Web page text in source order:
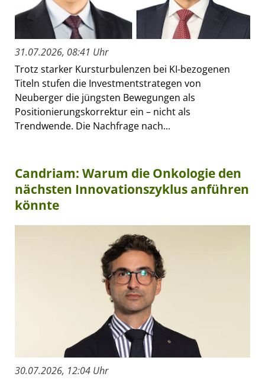
31.07.2026, 08:41 Uhr
Trotz starker Kursturbulenzen bei KI-bezogenen
Titeln stufen die Investmentstrategen von
Neuberger die jüngsten Bewegungen als
Positionierungskorrektur ein – nicht als
Trendwende. Die Nachfrage nach...
Candriam: Warum die Onkologie den
nächsten Innovationszyklus anführen
könnte
30.07.2026, 12:04 Uhr